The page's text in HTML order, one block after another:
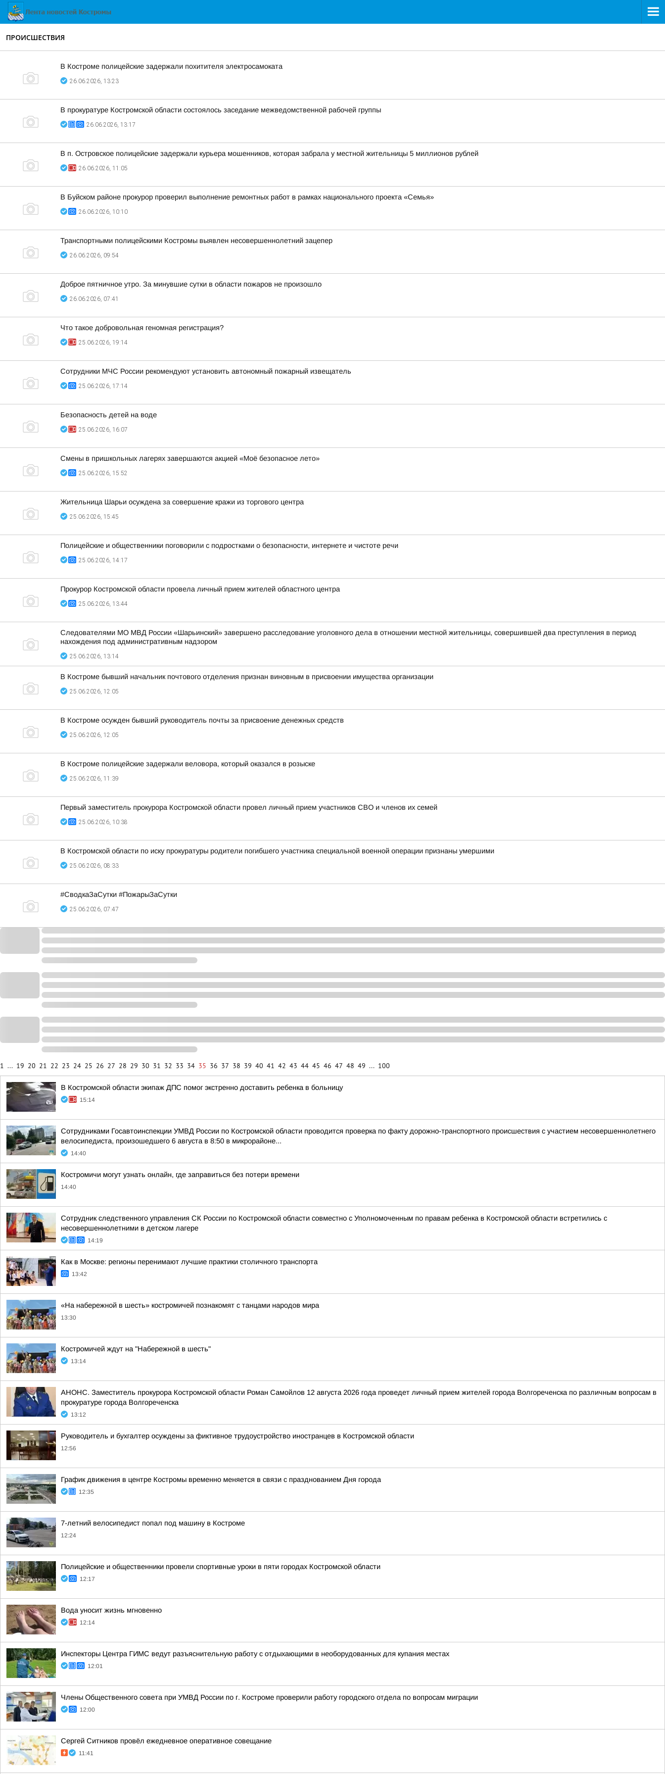
ПРОИСШЕСТВИЯ
В Костроме полицейские задержали похитителя электросамоката
26.06.2026, 13:23
В прокуратуре Костромской области состоялось заседание межведомственной рабочей группы
26.06.2026, 13:17
В п. Островское полицейские задержали курьера мошенников, которая забрала у местной жительницы 5 миллионов рублей
26.06.2026, 11:05
В Буйском районе прокурор проверил выполнение ремонтных работ в рамках национального проекта «Семья»
26.06.2026, 10:10
Транспортными полицейскими Костромы выявлен несовершеннолетний зацепер
26.06.2026, 09:54
Доброе пятничное утро. За минувшие сутки в области пожаров не произошло
26.06.2026, 07:41
Что такое добровольная геномная регистрация?
25.06.2026, 19:14
Сотрудники МЧС России рекомендуют установить автономный пожарный извещатель
25.06.2026, 17:14
Безопасность детей на воде
25.06.2026, 16:07
Смены в пришкольных лагерях завершаются акцией «Моё безопасное лето»
25.06.2026, 15:52
Жительница Шарьи осуждена за совершение кражи из торгового центра
25.06.2026, 15:45
Полицейские и общественники поговорили с подростками о безопасности, интернете и чистоте речи
25.06.2026, 14:17
Прокурор Костромской области провела личный прием жителей областного центра
25.06.2026, 13:44
Следователями МО МВД России «Шарьинский» завершено расследование уголовного дела в отношении местной жительницы, совершившей два преступления в период
нахождения под административным надзором
25.06.2026, 13:14
В Костроме бывший начальник почтового отделения признан виновным в присвоении имущества организации
25.06.2026, 12:05
В Костроме осужден бывший руководитель почты за присвоение денежных средств
25.06.2026, 12:05
В Костроме полицейские задержали веловора, который оказался в розыске
25.06.2026, 11:39
Первый заместитель прокурора Костромской области провел личный прием участников СВО и членов их семей
25.06.2026, 10:38
В Костромской области по иску прокуратуры родители погибшего участника специальной военной операции признаны умершими
25.06.2026, 08:33
#СводкаЗаСутки #ПожарыЗаСутки
25.06.2026, 07:47
1 ... 19 20 21 22 23 24 25 26 27 28 29 30 31 32 33 34 35 36 37 38 39 40 41 42 43 44 45 46 47 48 49 ... 100
В Костромской области экипаж ДПС помог экстренно доставить ребенка в больницу
15:14
Сотрудниками Госавтоинспекции УМВД России по Костромской области проводится проверка по факту дорожно-транспортного происшествия с участием несовершеннолетнего
велосипедиста, произошедшего 6 августа в 8:50 в микрорайоне...
14:40
Костромичи могут узнать онлайн, где заправиться без потери времени
14:40
Сотрудник следственного управления СК России по Костромской области совместно с Уполномоченным по правам ребенка в Костромской области встретились с
несовершеннолетними в детском лагере
14:19
Как в Москве: регионы перенимают лучшие практики столичного транспорта
13:42
«На набережной в шесть» костромичей познакомят с танцами народов мира
13:30
Костромичей ждут на "Набережной в шесть"
13:14
АНОНС. Заместитель прокурора Костромской области Роман Самойлов 12 августа 2026 года проведет личный прием жителей города Волгореченска по различным вопросам в
прокуратуре города Волгореченска
13:12
Руководитель и бухгалтер осуждены за фиктивное трудоустройство иностранцев в Костромской области
12:56
График движения в центре Костромы временно меняется в связи с празднованием Дня города
12:35
7-летний велосипедист попал под машину в Костроме
12:24
Полицейские и общественники провели спортивные уроки в пяти городах Костромской области
12:17
Вода уносит жизнь мгновенно
12:14
Инспекторы Центра ГИМС ведут разъяснительную работу с отдыхающими в необорудованных для купания местах
12:01
Члены Общественного совета при УМВД России по г. Костроме проверили работу городского отдела по вопросам миграции
12:00
Сергей Ситников провёл ежедневное оперативное совещание
11:41